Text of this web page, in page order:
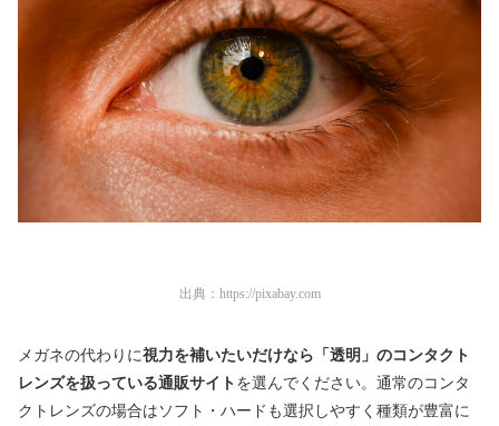
出典： https://pixabay.com
メガネの代わりに視力を補いたいだけなら「透明」のコンタクト
レンズを扱っている通販サイト を選んでください。通常のコンタ
クトレンズの場合はソフト・ハードも選択しやすく種類が豊富に